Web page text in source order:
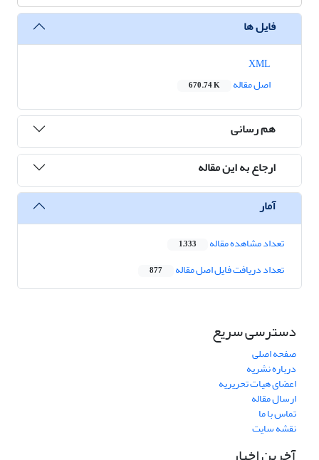
فایل ها
اصل مقاله
670.74 K
هم رسانی
ارجاع به این مقاله
آمار
تعداد مشاهده مقاله 1,333
تعداد دریافت فایل اصل مقاله 877
دسترسی سریع
صفحه اصلی
درباره نشریه
اعضای هیات تحریریه
ارسال مقاله
تماس با ما
نقشه سایت